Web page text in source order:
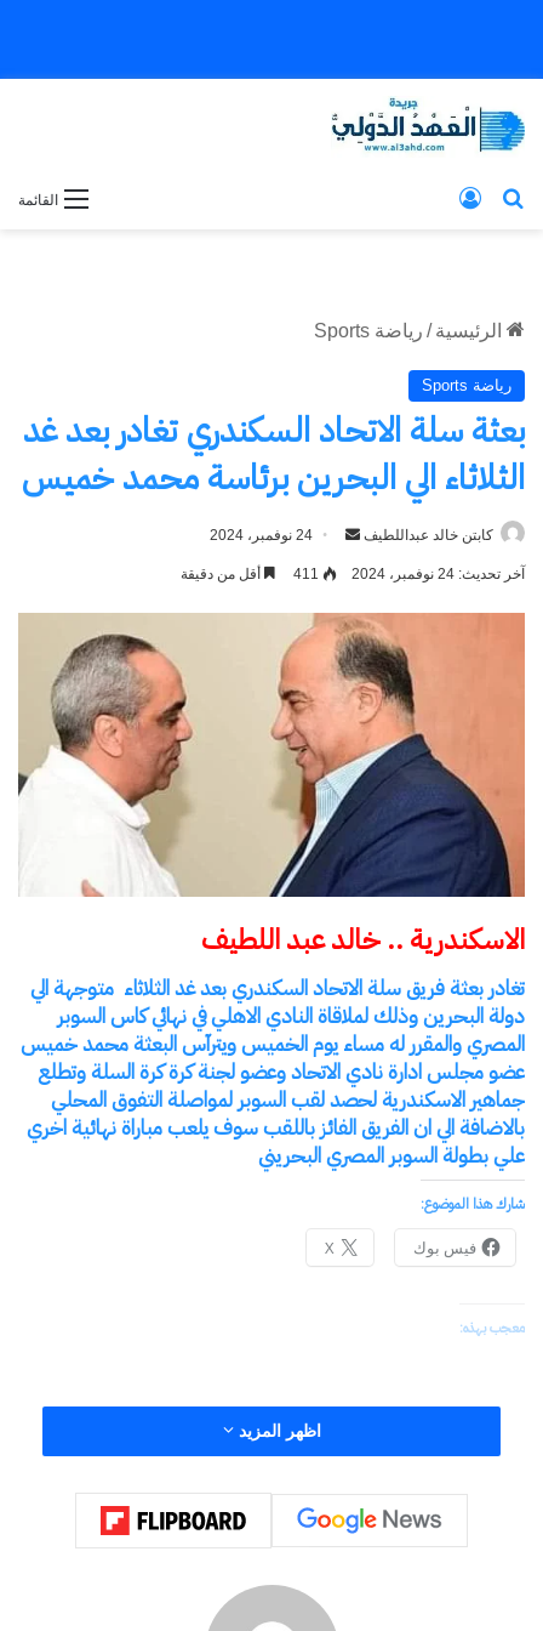
القائمة بحث عن
الرئيسية / رياضة Sports
رياضة Sports
بعثة سلة الاتحاد السكندري تغادر بعد غد
الثلاثاء الي البحرين برئاسة محمد خميس
كابتن خالد عبداللطيف
أرسل
بريدا
24 نوفمبر، 2024
آخر تحديث: 24 نوفمبر، 2024 411 أقل من دقيقة
الاسكندرية .. خالد عبد اللطيف
تغادر بعثة فريق سلة الاتحاد السكندري بعد غد الثلاثاء متوجهة الي
دولة البحرين وذلك لملاقاة النادي الاهلي في نهائي كاس السوبر
المصري والمقرر له مساء يوم الخميس ويترآس البعثة محمد خميس
عضو مجلس ادارة نادي الاتحاد وعضو لجنة كرة كرة السلة وتطلع
جماهير الاسكندرية لحصد لقب السوبر لمواصلة التفوق المحلي
بالاضافة الي ان الفريق الفائز باللقب سوف يلعب مباراة نهائية اخري
علي بطولة السوبر المصري البحريني
شارك هذا الموضوع:
فيس بوك
X
معجب بهذه:
اظهر المزيد